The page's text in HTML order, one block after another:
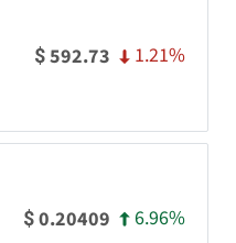
$592.73 1.21%
$0.20409 6.96%